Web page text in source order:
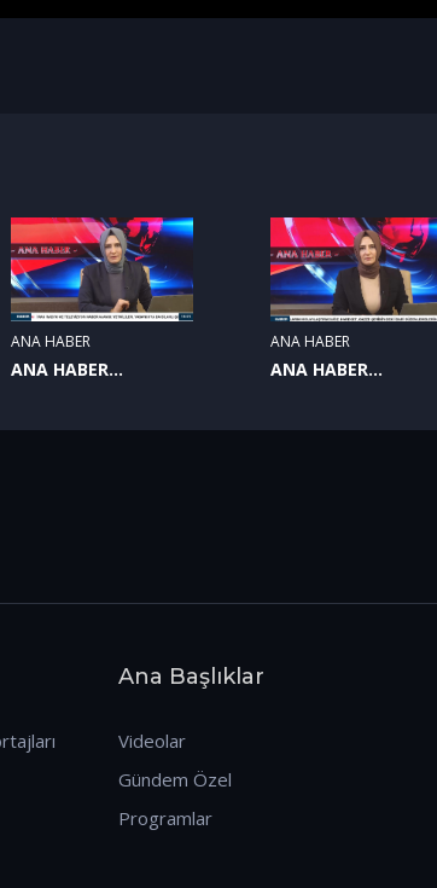
ANA HABER
ANA HABER
ANA HABER
ANA HABER
Ana Başlıklar
Videolar
Gündem Özel
Programlar